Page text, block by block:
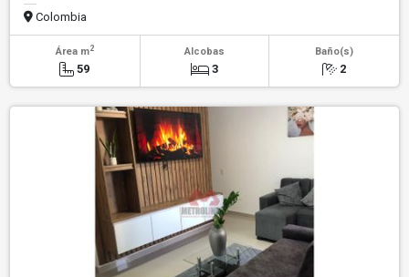
Colombia
Área m2
59
Alcobas
3
Baño(s)
2